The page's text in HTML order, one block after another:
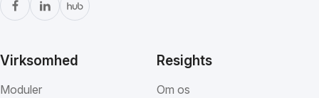
Virksomhed
Moduler
Resights
Om os